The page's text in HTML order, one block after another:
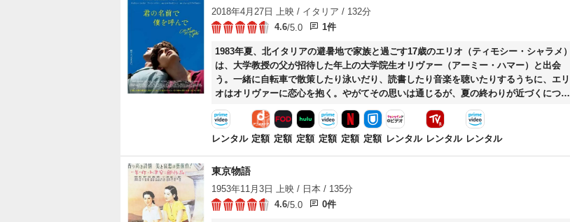
2018年4月27日 上映 / イタリア / 132分
4.6/5.0 1件
1983年夏、北イタリアの避暑地で家族と過ごす17歳のエリオ（ティモシー・シャラメ）
は、大学教授の父が招待した年上の大学院生オリヴァー（アーミー・ハマー）と出会
う。一緒に自転車で散策したり泳いだり、読書したり音楽を聴いたりするうちに、エリ
オはオリヴァーに恋心を抱く。やがてその思いは通じるが、夏の終わりが近づくにつれ
レンタル 定額 定額 定額 定額 定額 定額 レンタル レンタル レンタル
東京物語
1953年11月3日 上映 / 日本 / 135分
4.6/5.0 0件